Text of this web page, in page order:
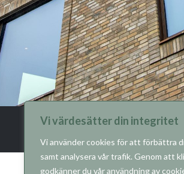
Vi värdesätter din integritet
Vi använder cookies för att förbättra
samt analysera vår trafik. Genom att
godkänner du vår användning av
Copyright © 2026 RO-Gruppen